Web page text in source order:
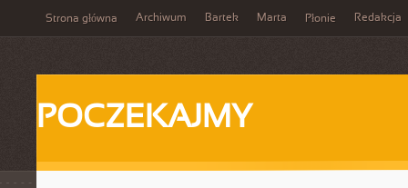
Strona główna Archiwum Bartek Marta Płonie Redakcja
POCZEKAJMY